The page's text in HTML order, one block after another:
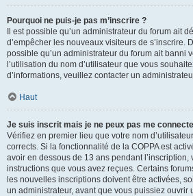
Pourquoi ne puis-je pas m’inscrire ?
Il est possible qu’un administrateur du forum ait
d’empêcher les nouveaux visiteurs de s’inscrire.
possible qu’un administrateur du forum ait banni
l’utilisation du nom d’utilisateur que vous
d’informations, veuillez contacter un
Haut
Je suis inscrit mais je ne peux pas me
Vérifiez en premier lieu que votre nom
corrects. Si la fonctionnalité de la COPPA est
avoir en dessous de 13 ans pendant l’inscription,
instructions que vous avez reçues. Certains
les nouvelles inscriptions doivent être activées,
un administrateur, avant que vous puissiez ouvrir